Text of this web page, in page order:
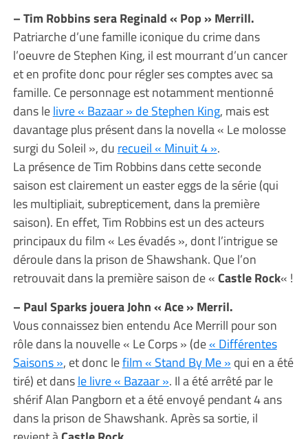
– Tim Robbins sera Reginald « Pop » Merrill.
Patriarche d’une famille iconique du crime dans
l’oeuvre de Stephen King, il est mourrant d’un cancer
et en profite donc pour régler ses comptes avec sa
famille. Ce personnage est notamment mentionné
dans lelivre « Bazaar » de Stephen King, mais est
davantage plus présent dans la novella « Le molosse
surgi du Soleil », du recueil « Minuit 4 ».
La présence de Tim Robbins dans cette seconde
saison est clairement un easter eggs de la série (qui
les multipliait, subrepticement, dans la première
saison). En effet, Tim Robbins est un des acteurs
principaux du film « Les évadés », dont l’intrigue se
déroule dans la prison de Shawshank. Que l’on
retrouvait dans la première saison de «Castle Rock« !
– Paul Sparks jouera John « Ace » Merril.
Vous connaissez bien entendu Ace Merrill pour son
rôle dans la nouvelle « Le Corps » (de« Différentes
Saisons », et donc lefilm « Stand By Me » qui en a été
tiré) et dansle livre « Bazaar ». Il a été arrêté par le
shérif Alan Pangborn et a été envoyé pendant 4 ans
dans la prison de Shawshank. Après sa sortie, il